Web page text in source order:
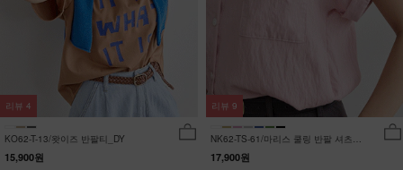
KO62-T-13/왓이즈 반팔티_DY
15,900원
리뷰 4
NK62-TS-61/마리스 쿨링 반팔 셔츠
17,900원
리뷰 9